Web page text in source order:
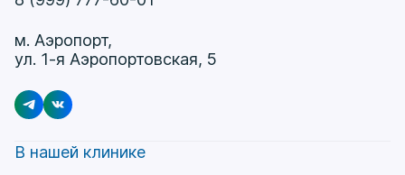
м. Аэропорт,
ул. 1-я Аэропортовская, 5
В нашей клинике